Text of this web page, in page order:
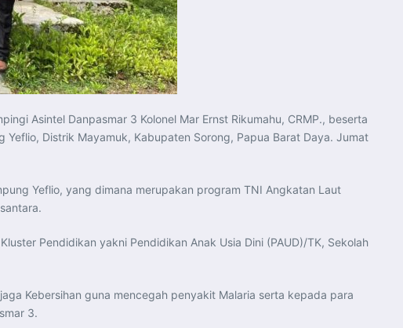
Asintel Danpasmar 3 Kolonel Mar Ernst Rikumahu, CRMP., beserta
Distrik Mayamuk, Kabupaten Sorong, Papua Barat Daya. Jumat
Yeflio, yang dimana merupakan program TNI Angkatan Laut
Pendidikan yakni Pendidikan Anak Usia Dini (PAUD)/TK, Sekolah
Kebersihan guna mencegah penyakit Malaria serta kepada para
3.